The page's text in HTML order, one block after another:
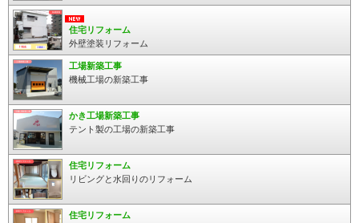
住宅リフォーム
外壁塗装リフォーム
工場新築工事
機械工場の新築工事
かき工場新築工事
テント製の工場の新築工事
住宅リフォーム
リビングと水回りのリフォーム
住宅リフォーム